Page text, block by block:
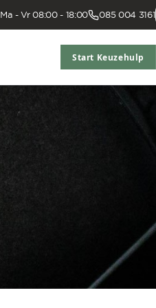
Ma - Vr 08:00 - 18:00 085 004 3161
Start Keuzehulp